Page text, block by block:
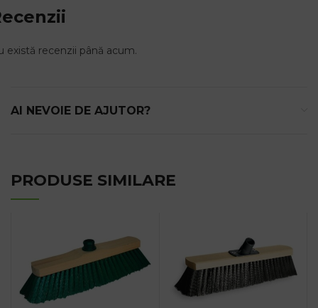
există recenzii până acum.
AI NEVOIE DE AJUTOR?
PRODUSE SIMILARE